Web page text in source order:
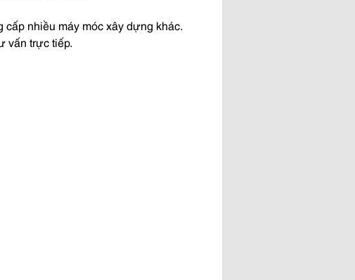
cấp nhiều máy móc xây dựng khác.
vấn trực tiếp.